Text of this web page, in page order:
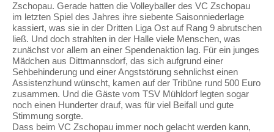
Zschopau. Gerade hatten die Volleyballer des VC Zschopau
im letzten Spiel des Jahres ihre siebente Saisonniederlage
kassiert, was sie in der Dritten Liga Ost auf Rang 9 abrutschen
ließ. Und doch strahlten in der Halle viele Menschen, was
zunächst vor allem an einer Spendenaktion lag. Für ein junges
Mädchen aus Dittmannsdorf, das sich aufgrund einer
Sehbehinderung und einer Angststörung sehnlichst einen
Assistenzhund wünscht, kamen auf der Tribüne rund 500 Euro
zusammen. Und die Gäste vom TSV Mühldorf legten sogar
noch einen Hunderter drauf, was für viel Beifall und gute
Stimmung sorgte.
Dass beim VC Zschopau immer noch gelacht werden kann,